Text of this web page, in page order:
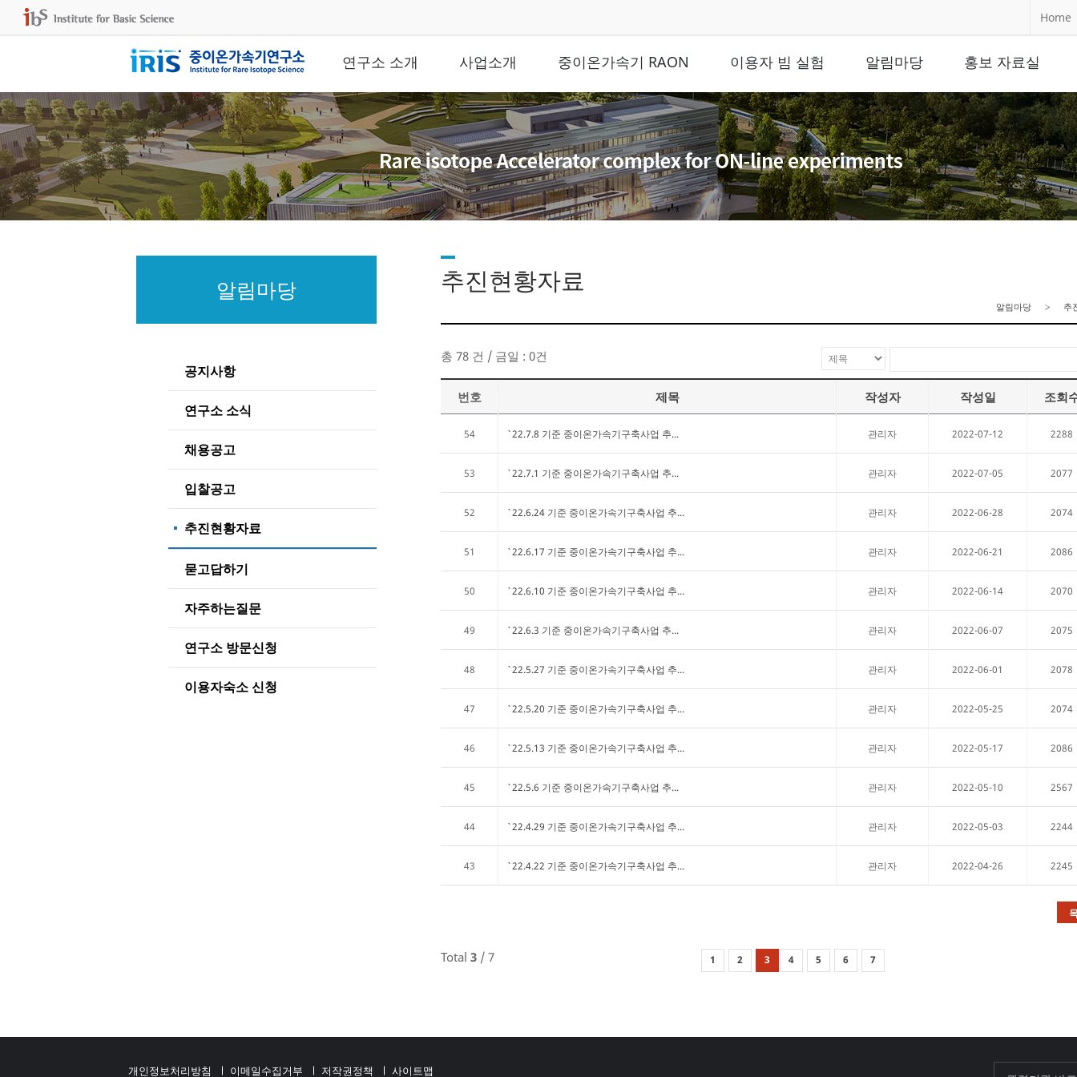
Home
연구소 소개 사업소개 중이온가속기 RAON 이용자 빔 실험 알림마당 홍보 자료실
알림마당
공지사항
연구소 소식
채용공고
입찰공고
추진현황자료
묻고답하기
자주하는질문
연구소 방문신청
이용자숙소 신청
추진현황자료
알림마당 추
총 78 건 / 금일 : 0건
번호 제목 작성자 작성일 조회
54 `22.7.8 기준 중이온가속기구축사업 추... 관리자 2022-07-12 2288
53 `22.7.1 기준 중이온가속기구축사업 추... 관리자 2022-07-05 2077
52 `22.6.24 기준 중이온가속기구축사업 추... 관리자 2022-06-28 2074
51 `22.6.17 기준 중이온가속기구축사업 추... 관리자 2022-06-21 2086
50 `22.6.10 기준 중이온가속기구축사업 추... 관리자 2022-06-14 2070
49 `22.6.3 기준 중이온가속기구축사업 추... 관리자 2022-06-07 2075
48 `22.5.27 기준 중이온가속기구축사업 추... 관리자 2022-06-01 2078
47 `22.5.20 기준 중이온가속기구축사업 추... 관리자 2022-05-25 2074
46 `22.5.13 기준 중이온가속기구축사업 추... 관리자 2022-05-17 2086
45 `22.5.6 기준 중이온가속기구축사업 추... 관리자 2022-05-10 2567
44 `22.4.29 기준 중이온가속기구축사업 추... 관리자 2022-05-03 2244
43 `22.4.22 기준 중이온가속기구축사업 추... 관리자 2022-04-26 2245
Total 3 / 7 1 2 3 4 5 6 7
개인정보처리방침 이메일수집거부 저작권정책 사이트맵
한국물리학회